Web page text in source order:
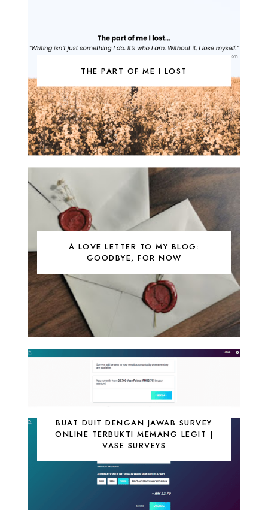
THE PART OF ME I LOST
A LOVE LETTER TO MY BLOG:
GOODBYE, FOR NOW
BUAT DUIT DENGAN JAWAB SURVEY
ONLINE TERBUKTI MEMANG LEGIT |
VASE SURVEYS